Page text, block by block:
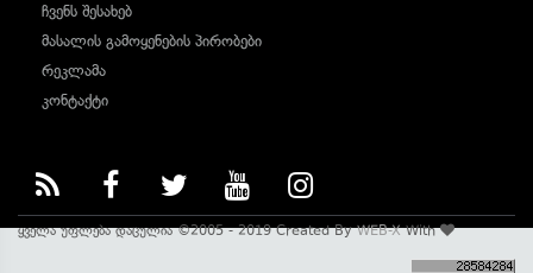
ჩვენს შესახებ
მასალის გამოყენების პირობები
რეკლამა
კონტაქტი
ყველა უფლება დაცულია ©2005 - 2019 Created ByWEB-XWith